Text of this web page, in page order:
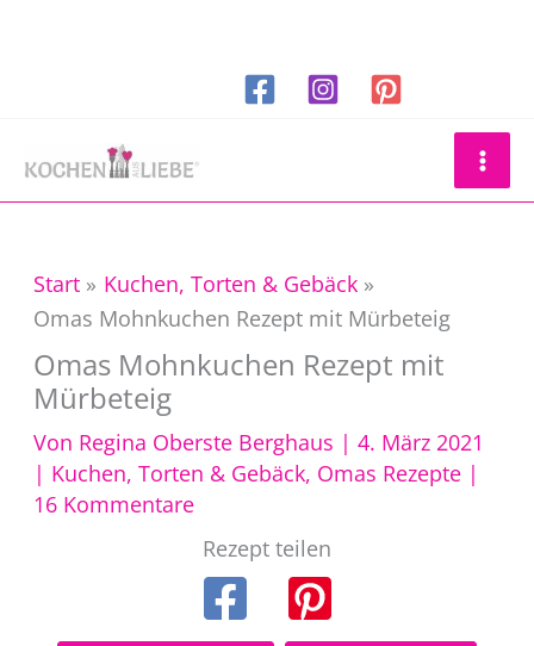
Start
Kuchen, Torten & Gebäck
Omas Mohnkuchen Rezept mit Mürbeteig
Omas Mohnkuchen Rezept mit
Mürbeteig
Von Regina Oberste Berghaus | 4. März 2021
| Kuchen, Torten & Gebäck, Omas Rezepte|
16 Kommentare
Rezept teilen